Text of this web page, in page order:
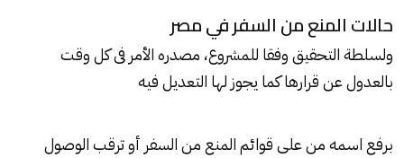
حالات المنع من السفر في مصر
ولسلطة التحقيق وفقا للمشروع، مصدره الأمر فى كل وقت
بالعدول عن قرارها كما يجوز لها التعديل فيه
برفع اسمه من على قوائمالمنع من السفر أو ترقب الوصول